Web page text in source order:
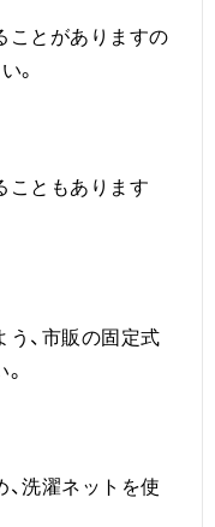
ことがありますの
。
こともあります
、市販の固定式
洗濯ネットを使